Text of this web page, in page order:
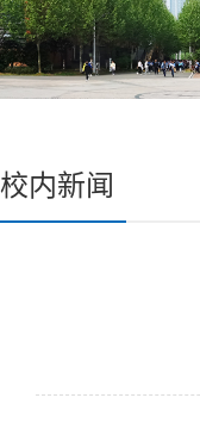
校内新闻